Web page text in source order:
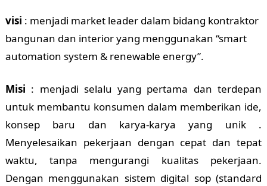
visi : menjadi market leader dalam bidang kontraktor
bangunan dan interior yang menggunakan “smart
automation system & renewable energy”.
Misi : menjadi selalu yang pertama dan terdepan
untuk membantu konsumen dalam memberikan ide,
konsep baru dan karya-karya yang unik .
Menyelesaikan pekerjaan dengan cepat dan tepat
waktu, tanpa mengurangi kualitas pekerjaan.
Dengan menggunakan sistem digital sop (standard